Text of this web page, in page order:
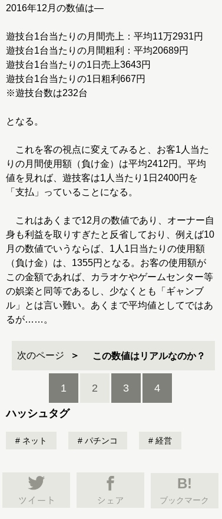
2016年12月の数値は―
遊技台1台当たりの月間売上：平均11万2931円
遊技台1台当たりの月間粗利：平均20689円
遊技台1台当たりの1日売上3643円
遊技台1台当たりの1日粗利667円
※遊技台数は232台
となる。
これを客の視点に変えてみると、お客1人当た
りの月間使用額（負け金）は平均2412円。平均
値を見れば、遊技客は1人当たり1日2400円を
「支払」っていることになる。
これはあくまで12月の数値であり、オーナー自
身も利益を取りすぎたと反省しており、例えば10
月の数値でいうならば、1人1日当たりの使用額
（負け金）は、1355円となる。お客の使用額が
この金額であれば、カラオケやゲームセンター等
の娯楽と同等であるし、少なくとも「ギャンブ
ル」とは言い難い。あくまで平均値としてではあ
るが……。
次のページ この数値はリアルなのか？
1 2 3 4
ハッシュタグ
ネット パチンコ 経営
B!
ブックマーク